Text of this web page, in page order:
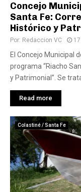
Concejo
Santa Fe:
Histórico y
Por: Redaccion VC
El Concejo Municipal
programa “Riacho
y Patrimonial”. Se trata
Read more
Colastiné / Santa Fe